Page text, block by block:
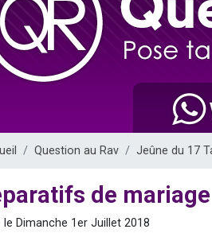
Il
2
2
6
Question au Rav Jeûne du 17
de
le Dimanche 1er Juillet 2018